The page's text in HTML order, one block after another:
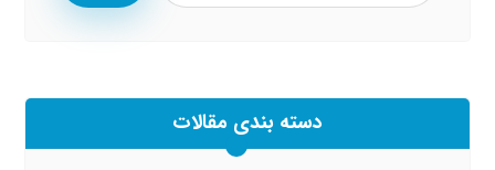
دسته بندی مقالات